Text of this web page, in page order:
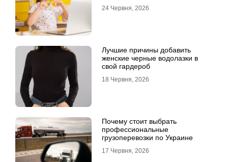
24 Червня, 2026
Лучшие причины добавить
женские черные водолазки в
свой гардероб
18 Червня, 2026
Почему стоит выбрать
профессиональные
грузоперевозки по Украине
17 Червня, 2026